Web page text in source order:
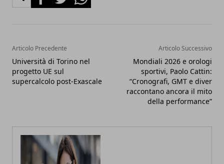
Articolo Precedente
Università di Torino nel
progetto UE sul
supercalcolo post-Exascale
Articolo Successivo
Mondiali 2026 e orologi
sportivi, Paolo Cattin:
“Cronografi, GMT e diver
raccontano ancora il mito
della performance”